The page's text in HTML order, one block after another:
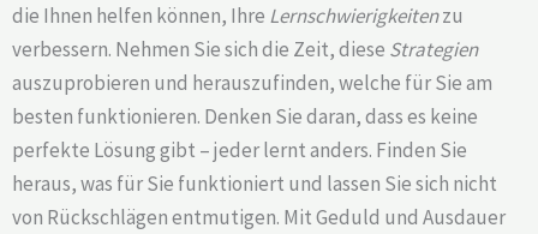
die Ihnen helfen können, Ihre Lernschwierigkeitenzu
verbessern. Nehmen Sie sich die Zeit, diese Strategien
auszuprobieren und herauszufinden, welche für Sie am
besten funktionieren. Denken Sie daran, dass es keine
perfekte Lösung gibt – jeder lernt anders. Finden Sie
heraus, was für Sie funktioniert und lassen Sie sich nicht
von Rückschlägen entmutigen. Mit Geduld und Ausdauer